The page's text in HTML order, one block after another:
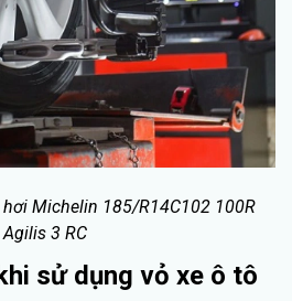
Michelin 185/R14C102 100R
Agilis 3 RC
sử dụng vỏ xe ô tô